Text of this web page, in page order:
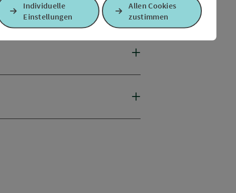
Individuelle
Einstellungen
Allen Cookies
zustimmen